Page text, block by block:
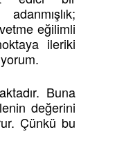
eğilimli
ileriki
Buna
değerini
Çünkü bu